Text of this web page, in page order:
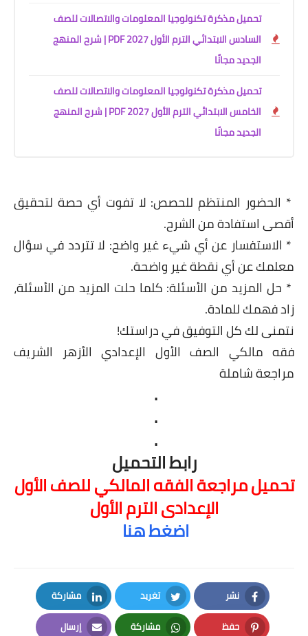
تحميل مذكرة تكنولوجيا المعلومات والاتصالات للصف
السادس الابتدائي الترم الأول 2027 PDF | شرح المنهج
الجديد مجانًا
تحميل مذكرة تكنولوجيا المعلومات والاتصالات للصف
الخامس الابتدائي الترم الأول 2027 PDF | شرح المنهج
الجديد مجانًا
* الحضور المنتظم للحصص: لا تفوت أي حصة لتحقيق
أقصى استفادة من الشرح.
* الاستفسار عن أي شيء غير واضح: لا تتردد في سؤال
معلمك عن أي نقطة غير واضحة.
* حل المزيد من الأسئلة: كلما حلت المزيد من الأسئلة،
زاد فهمك للمادة.
نتمنى لك كل التوفيق في دراستك!
فقه مالكي الصف الأول الإعدادي الأزهر الشريف
مراجعة شاملة
.
.
.
رابط التحميل
تحميل مراجعة الفقه المالكي للصف الأول
الإعدادى الترم الأول
اضغط هنا
نشر
Facebook
تغريد
Twitter
مشاركة
LinkedIn
حفظ مشاركة إرسال